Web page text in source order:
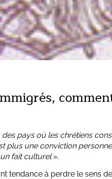
pays où les chrétiens
plus une conviction
fait culturel».
tendance à perdre le sens